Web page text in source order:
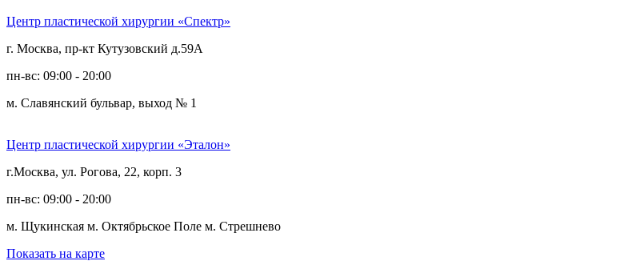
Центр пластической хирургии «Спектр»
г. Москва, пр-кт Кутузовский д.59А
пн-вс: 09:00 - 20:00
м. Славянский бульвар, выход № 1
Центр пластической хирургии «Эталон»
г.Москва, ул. Рогова, 22, корп. 3
пн-вс: 09:00 - 20:00
м. Щукинская м. Октябрьское Поле м. Стрешнево
Показать на карте